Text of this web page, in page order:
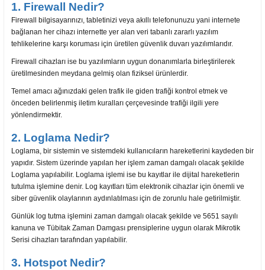
1. Firewall Nedir?
Firewall bilgisayarınızı, tabletinizi veya akıllı telefonunuzu yani internete
bağlanan her cihazı internette yer alan veri tabanlı zararlı yazılım
tehlikelerine karşı koruması için üretilen güvenlik duvarı yazılımlarıdır.
Firewall cihazları ise bu yazılımların uygun donanımlarla birleştirilerek
üretilmesinden meydana gelmiş olan fiziksel ürünlerdir.
Temel amacı ağınızdaki gelen trafik ile giden trafiği kontrol etmek ve
önceden belirlenmiş iletim kuralları çerçevesinde trafiği ilgili yere
yönlendirmektir.
2. Loglama Nedir?
Loglama, bir sistemin ve sistemdeki kullanıcıların hareketlerini kaydeden bir
yapıdır. Sistem üzerinde yapılan her işlem zaman damgalı olacak şekilde
Loglama yapılabilir. Loglama işlemi ise bu kayıtlar ile dijital hareketlerin
tutulma işlemine denir. Log kayıtları tüm elektronik cihazlar için önemli ve
siber güvenlik olaylarının aydınlatılması için de zorunlu hale getirilmiştir.
Günlük log tutma işlemini zaman damgalı olacak şekilde ve 5651 sayılı
kanuna ve Tübitak Zaman Damgası prensiplerine uygun olarak Mikrotik
Serisi cihazları tarafından yapılabilir.
3. Hotspot Nedir?